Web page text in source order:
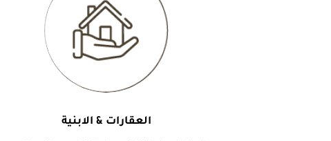
العقارات & الابنية